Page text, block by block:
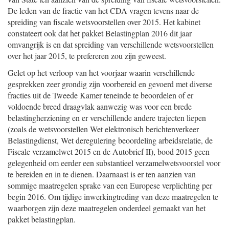
De leden van de fractie van het CDA vragen tevens naar de
spreiding van fiscale wetsvoorstellen over 2015. Het kabinet
constateert ook dat het pakket Belastingplan 2016 dit jaar
omvangrijk is en dat spreiding van verschillende wetsvoorstellen
over het jaar 2015, te prefereren zou zijn geweest.
Gelet op het verloop van het voorjaar waarin verschillende
gesprekken zeer grondig zijn voorbereid en gevoerd met diverse
fracties uit de Tweede Kamer teneinde te beoordelen of er
voldoende breed draagvlak aanwezig was voor een brede
belastingherziening en er verschillende andere trajecten liepen
(zoals de wetsvoorstellen Wet elektronisch berichtenverkeer
Belastingdienst, Wet deregulering beoordeling arbeidsrelatie, de
Fiscale verzamelwet 2015 en de Autobrief II), bood 2015 geen
gelegenheid om eerder een substantieel verzamelwetsvoorstel voor
te bereiden en in te dienen. Daarnaast is er ten aanzien van
sommige maatregelen sprake van een Europese verplichting per
begin 2016. Om tijdige inwerkingtreding van deze maatregelen te
waarborgen zijn deze maatregelen onderdeel gemaakt van het
pakket belastingplan.